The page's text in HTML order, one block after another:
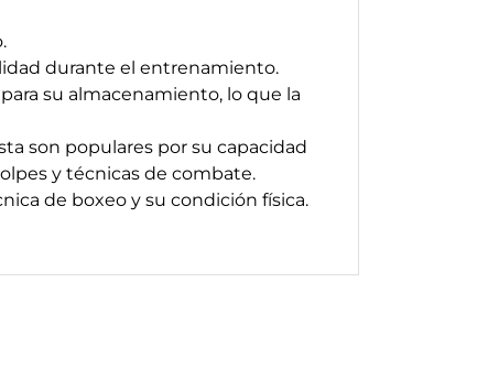
durante el entrenamiento.
su almacenamiento, lo que la
son populares por su capacidad
y técnicas de combate.
de boxeo y su condición física.